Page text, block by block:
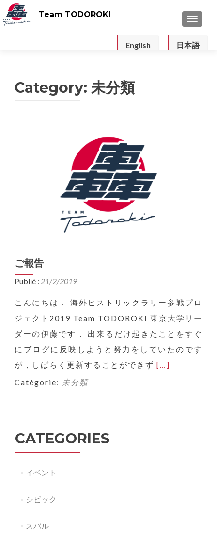
Team TODOROKI
日本語
English
Category: 未分類
ご報告
Publié : 21/2/2019
こんにちは． 海外ヒストリックラリー参戦プロ
ジェクト2019 Team TODOROKI 東京大学リー
ダーの伊藤です． 出来るだけ起きたことをすぐ
にブログに反映しようと努力をしていたのです
が，しばらく更新することができず Read
[…]
Catégorie: 未分類
CATEGORIES
イベント
シビック
スバル